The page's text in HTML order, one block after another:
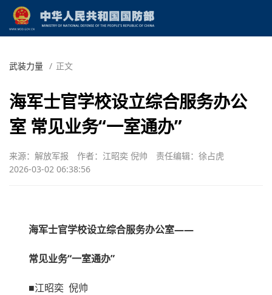
武装力量 / 正文
海军士官学校设立综合服务办公
室 常见业务“一室通办”
来源：解放军报 作者：江昭奕 倪帅
责任编辑：徐占虎
2026-03-02 06:38:56
海军士官学校设立综合服务办公室——
常见业务“一室通办”
■江昭奕 倪帅